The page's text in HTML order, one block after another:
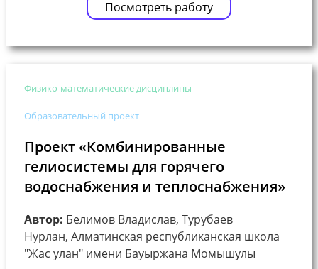
Посмотреть работу
Физико-математические дисциплины
Образовательный проект
Проект «Комбинированные
гелиосистемы для горячего
водоснабжения и теплоснабжения»
Автор: Белимов Владислав, Турубаев
Нурлан, Алматинская республиканская школа
"Жас улан" имени Бауыржана Момышулы